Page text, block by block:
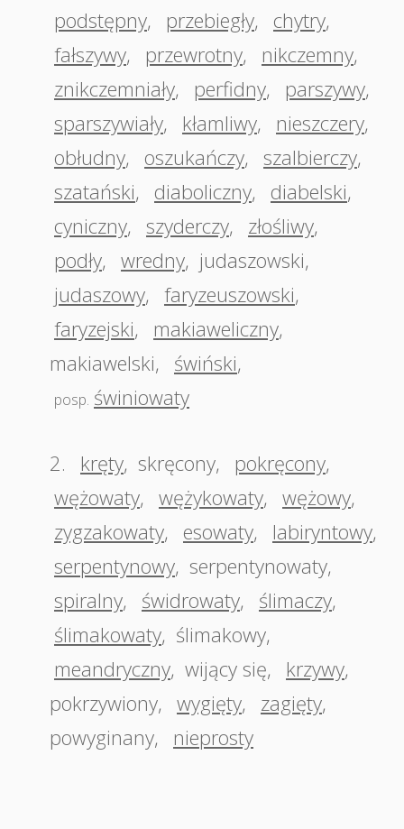
podstępny, przebiegły, chytry,
fałszywy, przewrotny, nikczemny,
znikczemniały, perfidny, parszywy,
sparszywiały, kłamliwy, nieszczery,
obłudny, oszukańczy, szalbierczy,
szatański, diaboliczny, diabelski,
cyniczny, szyderczy, złośliwy,
podły, wredny, judaszowski,
judaszowy, faryzeuszowski,
faryzejski, makiaweliczny,
makiawelski, świński,
posp. świniowaty
2. kręty, skręcony, pokręcony,
wężowaty, wężykowaty, wężowy,
zygzakowaty, esowaty, labiryntowy,
serpentynowy, serpentynowaty,
spiralny, świdrowaty, ślimaczy,
ślimakowaty, ślimakowy,
meandryczny, wijący się, krzywy,
pokrzywiony, wygięty, zagięty,
powyginany, nieprosty